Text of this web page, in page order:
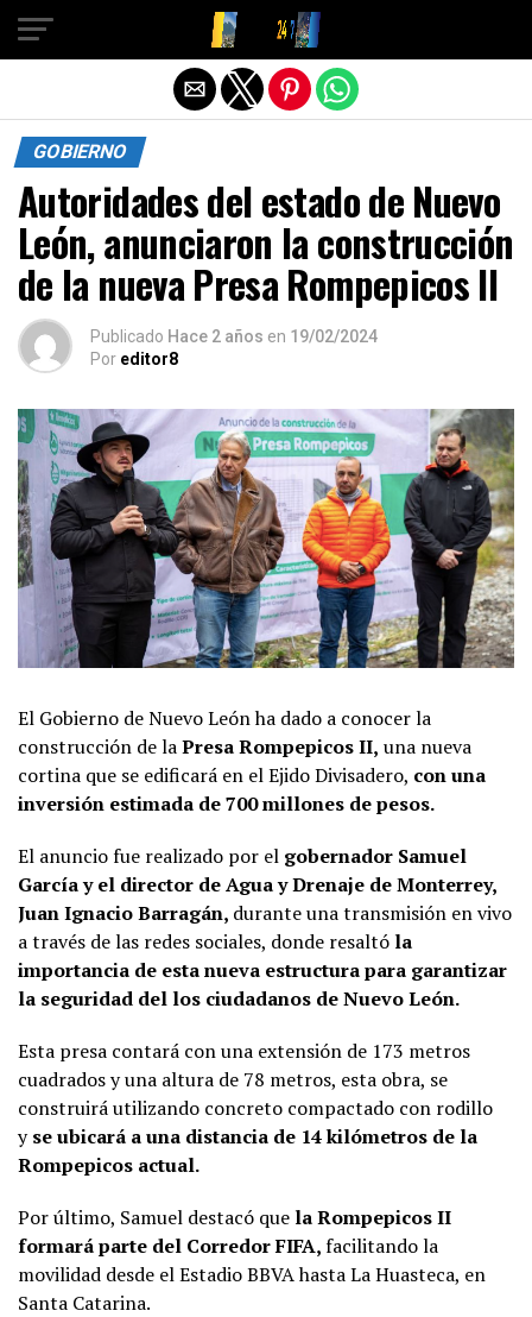
GOBIERNO
Autoridades del estado de Nuevo
León, anunciaron la construcción
de la nueva Presa Rompepicos II
Publicado Hace 2 años en 19/02/2024
Por editor8
El Gobierno de Nuevo León ha dado a conocer la
construcción de laPresa Rompepicos II, una nueva
cortina que se edificará en el Ejido Divisadero, con una
inversión estimada de 700 millones de pesos.
El anuncio fue realizado por el gobernador Samuel
García y el director de Agua y Drenaje de Monterrey,
Juan Ignacio Barragán, durante una transmisión en vivo
a través de las redes sociales, donde resaltó la
importancia de esta nueva estructura para garantizar
la seguridad del los ciudadanos de Nuevo León.
Esta presa contará con una extensión de 173 metros
cuadrados y una altura de 78 metros, esta obra, se
construirá utilizando concreto compactado con rodillo
yse ubicará a una distancia de 14 kilómetros de la
Rompepicos actual.
Por último, Samuel destacó que la Rompepicos II
formará parte del Corredor FIFA,facilitando la
movilidad desde el Estadio BBVA hasta La Huasteca, en
Santa Catarina.
Salir de la versión móvil